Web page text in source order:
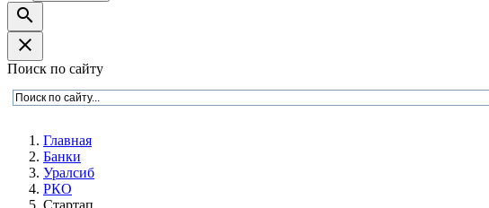
search
close
Поиск по сайту
Главная
Банки
Уралсиб
РКО
Стартап